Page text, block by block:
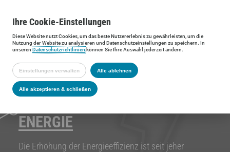
ENERGIE
Die Erhöhung der Energieeffizienz ist seit jeher
IhreCookie-Einstellungen
DieseWebsitenutzt Cookies, um das beste Nutzererlebnis zu gewährleisten, um die
Nutzung derWebsitezu analysieren und Datenschutzeinstellungen zu speichern. In
unserenDatenschutzrichtlinienkönnen Sie Ihre Auswahl jederzeit ändern.
Einstellungen verwalten Alle ablehnen
Alle akzeptieren & schließen